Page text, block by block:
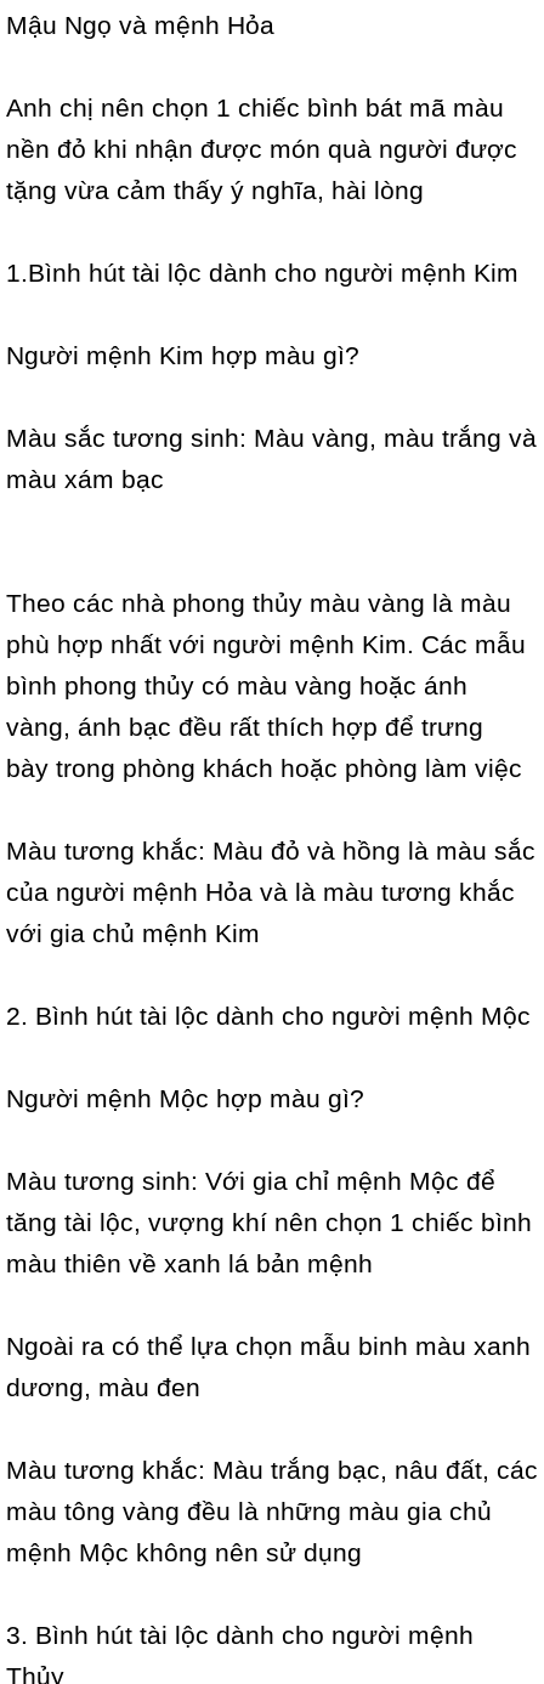
Mậu Ngọ và mệnh Hỏa
Anh chị nên chọn 1 chiếc bình bát mã màu
nền đỏ khi nhận được món quà người được
tặng vừa cảm thấy ý nghĩa, hài lòng
1.Bình hút tài lộc dành cho người mệnh Kim
Người mệnh Kim hợp màu gì?
Màu sắc tương sinh: Màu vàng, màu trắng và
màu xám bạc
Theo các nhà phong thủy màu vàng là màu
phù hợp nhất với người mệnh Kim. Các mẫu
bình phong thủy có màu vàng hoặc ánh
vàng, ánh bạc đều rất thích hợp để trưng
bày trong phòng khách hoặc phòng làm việc
Màu tương khắc: Màu đỏ và hồng là màu sắc
của người mệnh Hỏa và là màu tương khắc
với gia chủ mệnh Kim
2. Bình hút tài lộc dành cho người mệnh Mộc
Người mệnh Mộc hợp màu gì?
Màu tương sinh: Với gia chỉ mệnh Mộc để
tăng tài lộc, vượng khí nên chọn 1 chiếc bình
màu thiên về xanh lá bản mệnh
Ngoài ra có thể lựa chọn mẫu binh màu xanh
dương, màu đen
Màu tương khắc: Màu trắng bạc, nâu đất, các
màu tông vàng đều là những màu gia chủ
mệnh Mộc không nên sử dụng
3. Bình hút tài lộc dành cho người mệnh
Thủy